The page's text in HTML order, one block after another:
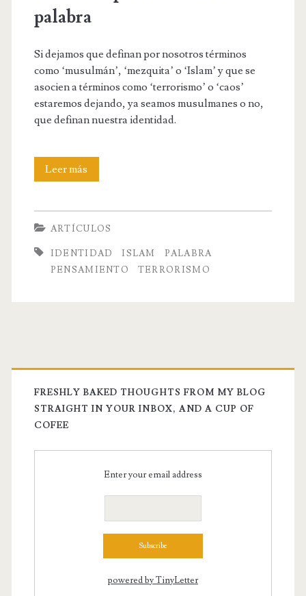
palabra
Si dejamos que definan por nosotros términos
como ‘musulmán’, ‘mezquita’ o ‘Islam’ y que se
asocien a términos como ‘terrorismo’ o ‘caos’
estaremos dejando, ya seamos musulmanes o no,
que definan nuestra identidad.
Leer más
quién
de
la
palabra
ARTÍCULOS
IDENTIDAD ISLAM
PALABRA
PENSAMIENTO
TERRORISMO
FRESHLY BAKED THOUGHTS FROM MY BLOG
STRAIGHT IN YOUR INBOX, AND A CUP OF
COFEE
Enter your email address
powered by TinyLetter